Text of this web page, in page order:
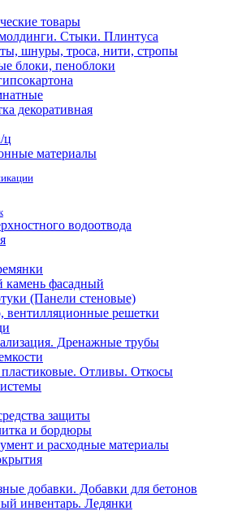
товары
Стыки. Плинтуса
шнуры, троса, нити, стропы
блоки, пеноблоки
декоративная
ц
материалы
водоотвода
камень фасадный
(Панели стеновые)
вентилляционные решетки
Дренажные трубы
Отливы. Откосы
защиты
и бордюры
и расходные материалы
добавки. Добавки для бетонов
инвентарь. Ледянки